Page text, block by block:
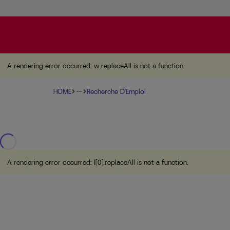
A rendering error occurred:w.replaceAll is not a function
A rendering error occurred: w.replaceAll is not a function.
HOME more_horiz Recherche D'Emploi
A rendering error occurred: l[0].replaceAll is not a function.